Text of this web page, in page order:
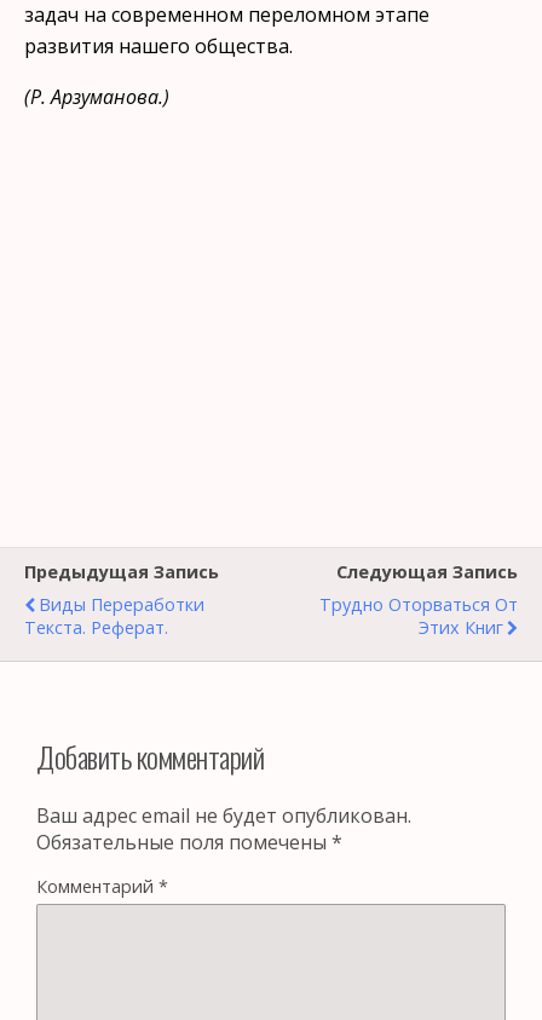
задач на современ­ном переломном этапе
развития нашего общества.
(Р. Арзуманова.)
Предыдущая Запись
Виды Переработки
Текста. Реферат.
Следующая Запись
Трудно Оторваться От
Этих Книг
Добавить комментарий
Ваш адрес email не будет опубликован.
Обязательные поля помечены *
Комментарий *